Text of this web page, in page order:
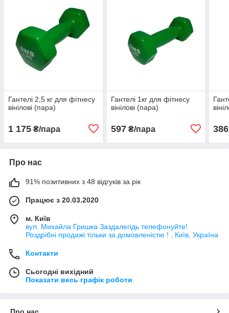
Гантелі 2,5 кг для фітнесу
вінілові (пара)
1 175 ₴/пара
Гантелі 1кг для фітнесу
вінілові (пара)
597₴/пара 386
Про нас
91% позитивних з 48 відгуків за рік
Працює з 20.03.2020
м. Київ
вул. Михайла Гришка Заздалегiдь телефонуйте!
Роздрібні продажі тiльки за домовленістю ! , Київ, Україна
Контакти
Сьогодні вихідний
Показати весь графік роботи